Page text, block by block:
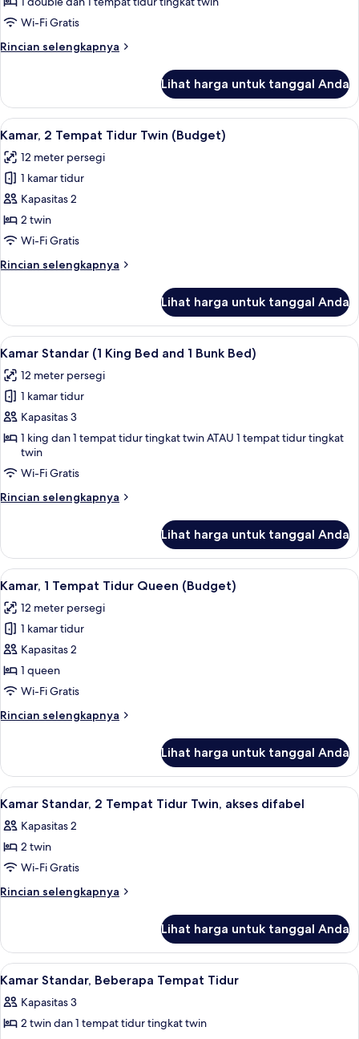
Beberapa
Tidur
Wi-Fi Gratis
Rincian selengkapnya
Rincian
Kamar
Keluarga,
Beberapa
Tidur
Lihat harga untuk tanggal Anda
Lihat
semua
foto
untuk
Kamar,
2
Tempat
Twin
Kamar, 2 Tempat Tidur Twin
8
Kamar, 2 Tempat Tidur Twin (Budget)
12 meter persegi
1 kamar tidur
Kapasitas 2
2 twin
Wi-Fi Gratis
Rincian selengkapnya
Rincian
Kamar,
Tempat
Twin
(Budget)
Lihat harga untuk tanggal Anda
Lihat
semua
foto
untuk
Kamar
Standar
King
Bed
Bunk
Bed)
Kamar Standar (1 King Bed and 1
7
Kamar Standar (1 King Bed and 1 Bunk Bed)
12 meter persegi
1 kamar tidur
Kapasitas 3
1 king dan 1 tempat tidur tingkat twin ATAU 1 tempat tidur tingkat
twin
Wi-Fi Gratis
Rincian selengkapnya
Rincian
Kamar
Standar
(1
Bed
and
Bunk
Bed)
Lihat harga untuk tanggal Anda
Lihat
semua
foto
untuk
Kamar,
1
Tempat
Queen
Meja kerja, tirai kedap cahaya,
7
Kamar, 1 Tempat Tidur Queen (Budget)
12 meter persegi
1 kamar tidur
Kapasitas 2
1 queen
Wi-Fi Gratis
Rincian selengkapnya
Rincian
Kamar,
Tempat
Queen
(Budget)
Lihat harga untuk tanggal Anda
Lihat
semua
foto
untuk
Kamar
Standar,
Tidur
Twin,
akses
difabel
Meja kerja, tirai kedap cahaya,
5
Kamar Standar, 2 Tempat Tidur Twin, akses difabel
Kapasitas 2
2 twin
Wi-Fi Gratis
Rincian selengkapnya
Rincian
Kamar
Standar,
2
Tidur
Twin,
Lihat harga untuk tanggal Anda
Lihat
semua
foto
untuk
Meja kerja, tirai kedap cahaya,
7
Kamar Standar, Beberapa Tempat Tidur
Kapasitas 3
2 twin dan 1 tempat tidur tingkat twin